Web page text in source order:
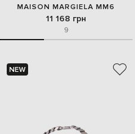
MAISON MARGIELA MM6
11 168 грн
9
NEW